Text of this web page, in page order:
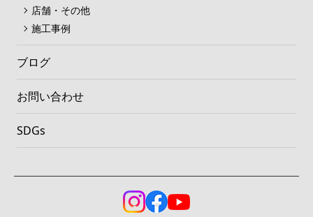
店舗・その他
施工事例
ブログ
お問い合わせ
SDGs